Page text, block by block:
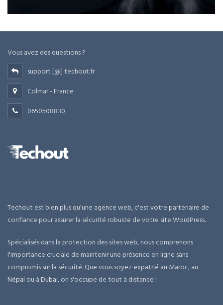
Vous avez des questions ?
support [@] techout.fr
Colmar - France
0650508830
Techout est bien plus qu'une agence web, c'est votre partenaire de
confiance pour assurer la sécurité robuste de votre site WordPress.
Spécialisés dans la protection des sites web, nous comprenons
l'importance cruciale de maintenir une présence en ligne sans
compromis sur la sécurité. Que vous soyez expatrié au Maroc, au
Népal ou àDubai, on s'occupe de tout à distance !